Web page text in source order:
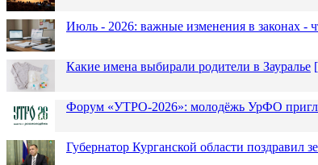
Июль - 2026: важные изменения в законах -
Какие имена выбирали родители в Зауралье [
Форум «УТРО-2026»: молодёжь УрФО
Губернатор Курганской области поздравил